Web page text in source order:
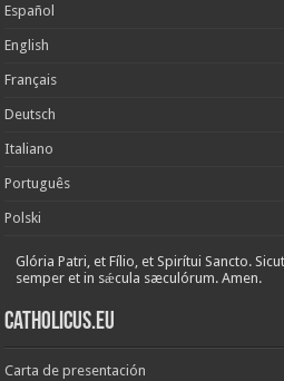
Español
English
Français
Deutsch
Italiano
Português
Polski
Glória Patri, et Fílio, et Spirítui Sancto.
semper et in sǽcula sæculórum. Amen.
Catholicus.eu
Carta de presentación